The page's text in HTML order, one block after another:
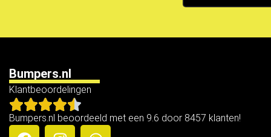
Bumpers.nl
Klantbeoordelingen
Bumpers.nl beoordeeld met een 9.6 door 8457 klanten!